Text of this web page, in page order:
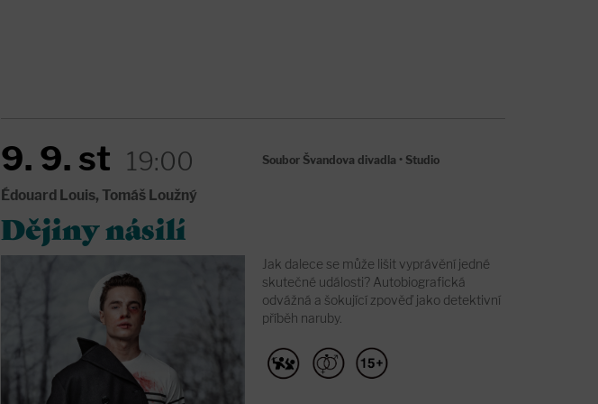
9. 9. st 19:00 Soubor Švandova divadla • Studio
Édouard Louis, Tomáš Loužný
Dějiny násilí
Jak dalece se může lišit vyprávění jedné
skutečné události? Autobiografická
odvážná a šokující zpověď jako detektivní
příběh naruby.